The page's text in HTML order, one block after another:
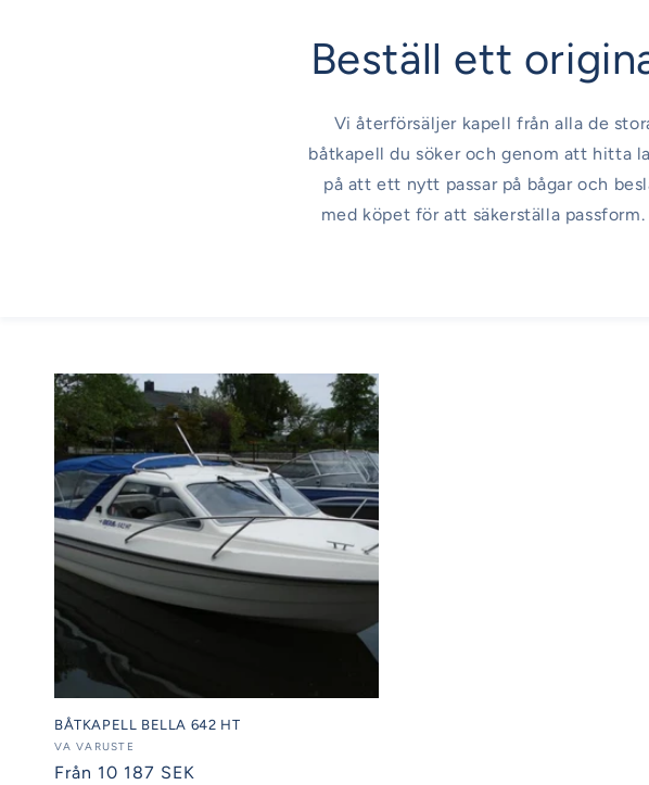
Beställ ett
Vi återförsäljer kapell från alla de
båtkapell du söker och genom att hitta
på att ett nytt passar på bågar och
med köpet för att säkerställa passform.
BÅTKAPELL BELLA 642 HT
Säljare:
VA VARUSTE
Ordinarie
Från 10 187 SEK